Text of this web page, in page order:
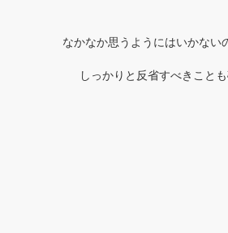
なかなか思うようにはいかない
しっかりと反省すべきことも